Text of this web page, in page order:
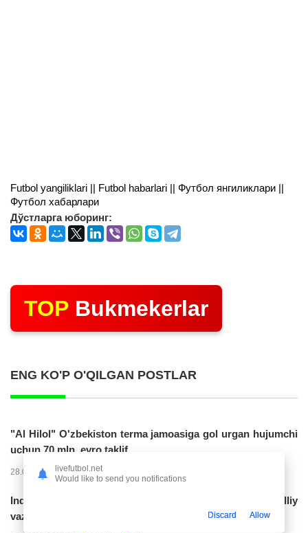
Futbol yangiliklari || Futbol habarlari || Футбол янгиликлари ||
Футбол хабарлари
Дўстларга юборинг:
TOP Bukmekerlar
ENG KO'P O'QILGAN POSTLAR
"Al Hilol" O'zbekiston terma jamoasiga gol urgan hujumchi
uchun 70 mln. evro taklif...
28.07.2026 01:56 17306
Indoneziya prezidenti JCH-2030ga chiqishni umummilliy
vazifa deb...
livefutbol.net
Would like to send you notifications
Discard Allow